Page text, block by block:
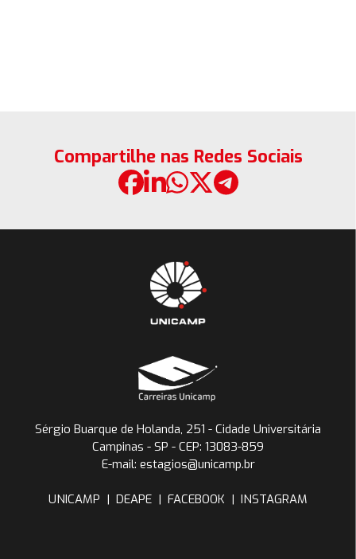
Compartilhe nas Redes Sociais
Sérgio Buarque de Holanda, 251 - Cidade Universitária
Campinas - SP - CEP: 13083-859
E-mail: estagios@unicamp.br
UNICAMP | DEAPE | FACEBOOK | INSTAGRAM